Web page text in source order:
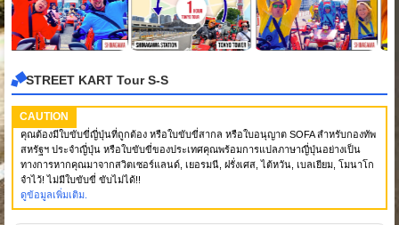
STREET KART Tour S-S
CAUTION
คุณต้องมีใบขับขี่ญี่ปุ่นที่ถูกต้อง หรือใบขับขี่สากล หรือใบอนุญาต SOFA สำหรับกองทัพ
สหรัฐฯ ประจำญี่ปุ่น หรือใบขับขี่ของประเทศคุณพร้อมการแปลภาษาญี่ปุ่นอย่างเป็น
ทางการหากคุณมาจากสวิตเซอร์แลนด์, เยอรมนี, ฝรั่งเศส, ไต้หวัน, เบลเยียม, โมนาโก
จำไว้! ไม่มีใบขับขี่ ขับไม่ได้!!
ดูข้อมูลเพิ่มเติม.